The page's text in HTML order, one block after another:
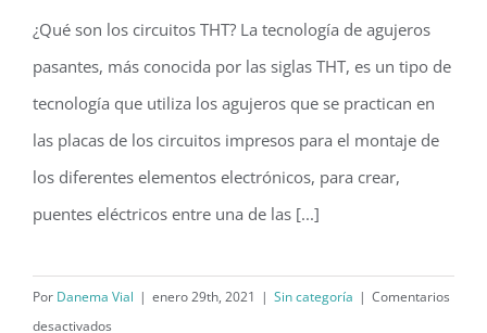
¿Qué son los circuitos THT? La tecnología de agujeros
pasantes, más conocida por las siglas THT, es un tipo de
tecnología que utiliza los agujeros que se practican en
las placas de los circuitos impresos para el montaje de
los diferentes elementos electrónicos, para crear,
puentes eléctricos entre una de las [...]
Por Danema Vial | enero 29th, 2021 | Sin categoría | Comentarios
desactivados